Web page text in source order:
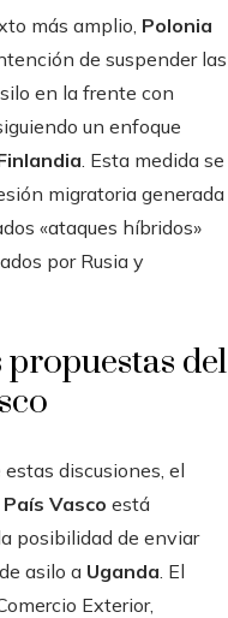
más amplio, Polonia
de suspender las
en la frente con
un enfoque
. Esta medida se
migratoria generada
«ataques híbridos»
por Rusia y
propuestas del
discusiones, el
País Vasco está
posibilidad de enviar
asilo a Uganda . El
Exterior,